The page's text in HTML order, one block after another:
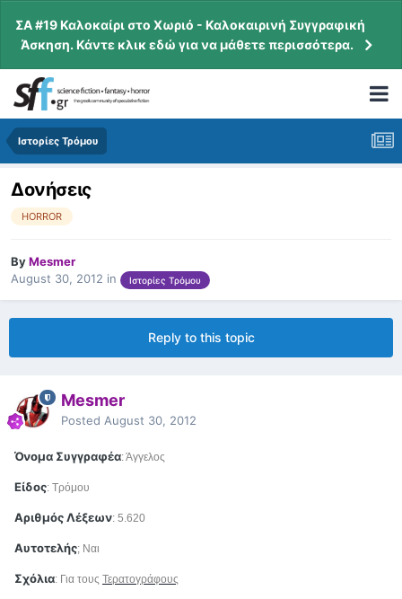
ΣΑ #19 Καλοκαίρι στο Χωριό - Καλοκαιρινή Συγγραφική
Άσκηση. Κάντε κλικ εδώ για να μάθετε περισσότερα.
Ιστορίες Τρόμου
Δονήσεις
HORROR
ByMesmer
August 30, 2012 in Ιστορίες Τρόμου
Reply to this topic
Mesmer
Posted August 30, 2012
Όνομα Συγγραφέα: Άγγελος
Είδος: Τρόμου
Αριθμός Λέξεων: 5.620
Αυτοτελής; Ναι
Σχόλια: Για τους Τερατογράφους